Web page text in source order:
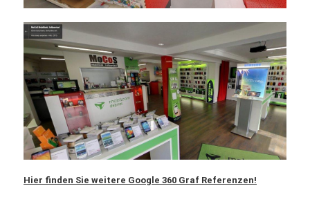
Hier finden Sie weitere Google 360 Graf Referenzen!